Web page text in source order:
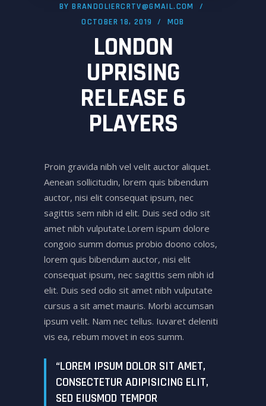
BYBRANDOLIERCRTV@GMAIL.COM
OCTOBER 18, 2019
MOB
LONDON
UPRISING
RELEASE 6
PLAYERS
Proin gravida nibh vel velit auctor aliquet.
Aenean sollicitudin, lorem quis bibendum
auctor, nisi elit consequat ipsum, nec
sagittis sem nibh id elit. Duis sed odio sit
amet nibh vulputate.Lorem ispum dolore
congoio summ domus probio doono colos,
lorem quis bibendum auctor, nisi elit
consequat ipsum, nec sagittis sem nibh id
elit. Duis sed odio sit amet nibh vulputate
cursus a sit amet mauris. Morbi accumsan
ipsum velit. Nam nec tellus. Iuvaret deleniti
vis ea, rebum movet in eos summ.
“LOREM IPSUM DOLOR SIT AMET,
CONSECTETUR ADIPISICING ELIT,
SED EIUSMOD TEMPOR